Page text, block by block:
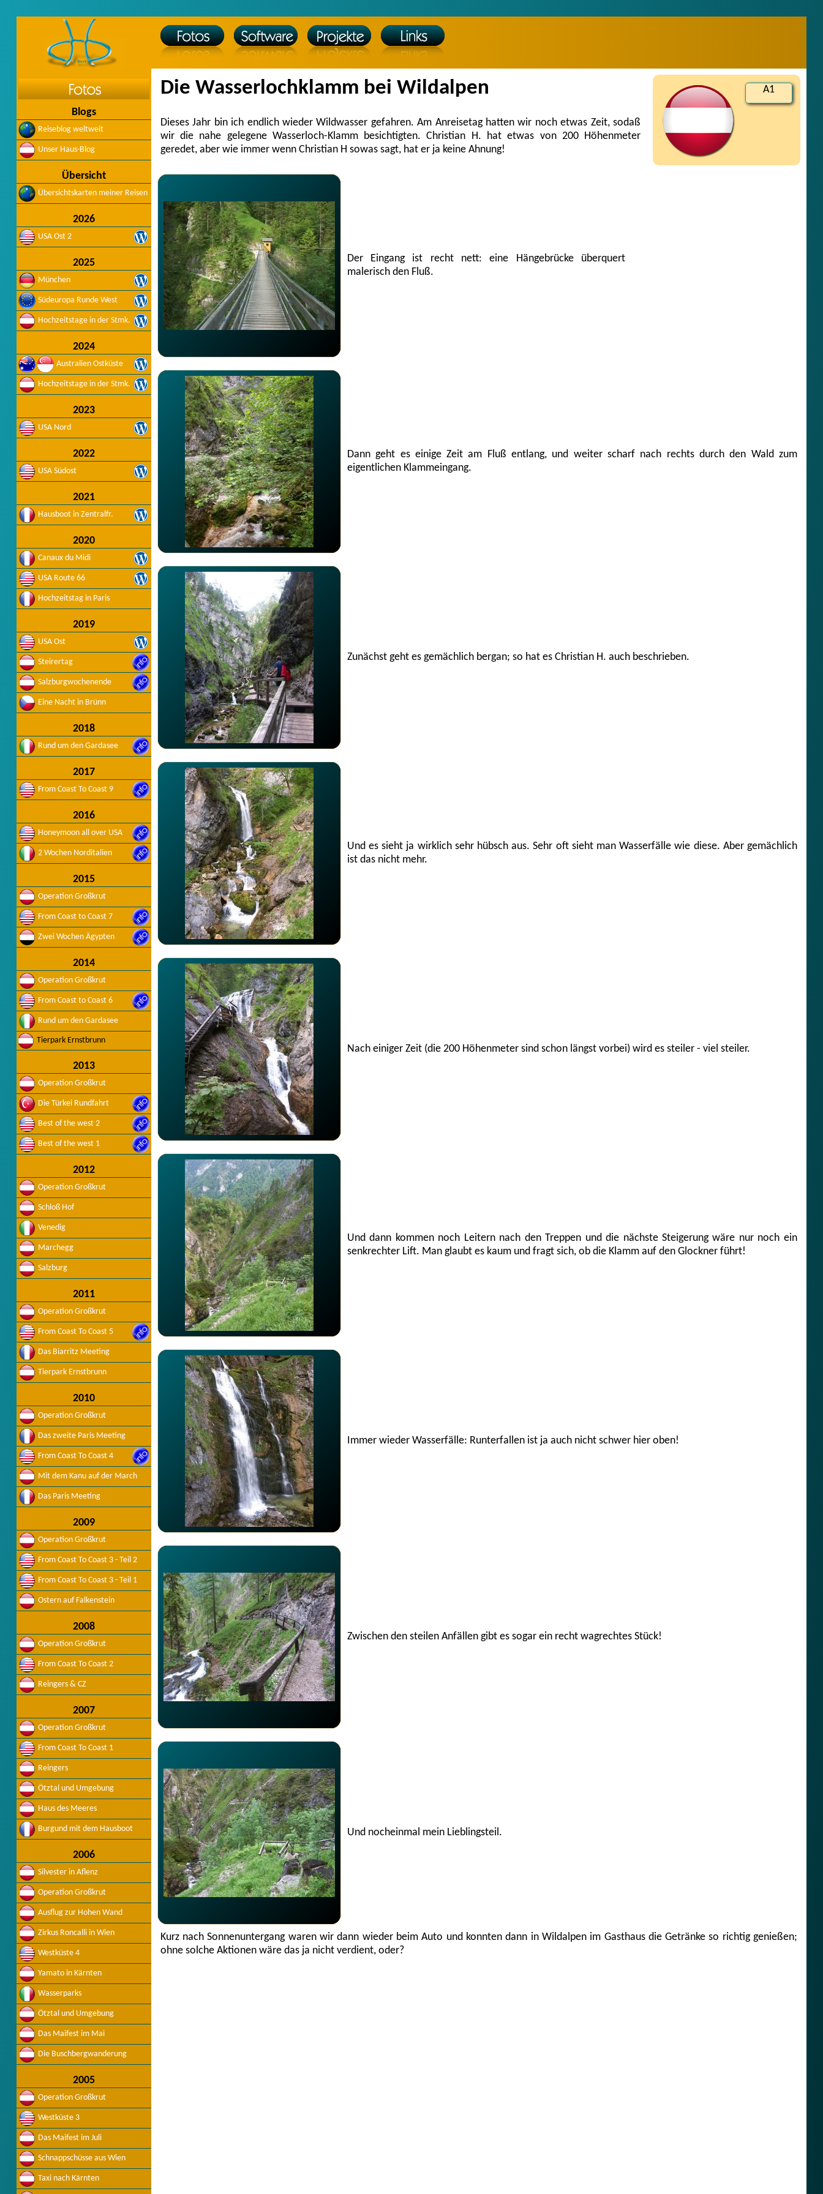
Blogs
Reiseblog weltweit
Unser Haus-Blog
Übersicht
Übersichtskarten meiner Reisen
2026
USA Ost 2
2025
München
Südeuropa Runde West
Hochzeitstage in der Stmk.
2024
Australien Ostküste
Hochzeitstage in der Stmk.
2023
USA Nord
2022
USA Südost
2021
Hausboot in Zentralfr.
2020
Canaux du Midi
USA Route 66
Hochzeitstag in Paris
2019
USA Ost
Steirertag
Salzburgwochenende
Eine Nacht in Brünn
2018
Rund um den Gardasee
2017
From Coast To Coast 9
2016
Honeymoon all over USA
2 Wochen Norditalien
2015
Operation Großkrut
From Coast to Coast 7
Zwei Wochen Ägypten
2014
Operation Großkrut
From Coast to Coast 6
Rund um den Gardasee
Tierpark Ernstbrunn
2013
Operation Großkrut
Die Türkei Rundfahrt
Best of the west 2
Best of the west 1
2012
Operation Großkrut
Schloß Hof
Venedig
Marchegg
Salzburg
2011
Operation Großkrut
From Coast To Coast 5
Das Biarritz Meeting
Tierpark Ernstbrunn
2010
Operation Großkrut
Das zweite Paris Meeting
From Coast To Coast 4
Mit dem Kanu auf der March
Das Paris Meeting
2009
Operation Großkrut
From Coast To Coast 3 - Teil 2
From Coast To Coast 3 - Teil 1
Ostern auf Falkenstein
2008
Operation Großkrut
From Coast To Coast 2
Reingers & CZ
2007
Operation Großkrut
From Coast To Coast 1
Reingers
Ötztal und Umgebung
Haus des Meeres
Burgund mit dem Hausboot
2006
Silvester in Aflenz
Operation Großkrut
Ausflug zur Hohen Wand
Zirkus Roncalli in Wien
Westküste 4
Yamato in Kärnten
Wasserparks
Ötztal und Umgebung
Das Maifest im Mai
Die Buschbergwanderung
2005
Operation Großkrut
Westküste 3
Das Maifest im Juli
Schnappschüsse aus Wien
Taxi nach Kärnten
A1
Die Wasserlochklamm bei Wildalpen
Dieses Jahr bin ich endlich wieder Wildwasser gefahren. Am Anreisetag hatten wir noch etwas Zeit, sodaß
wir die nahe gelegene Wasserloch-Klamm besichtigten. Christian H. hat etwas von 200 Höhenmeter
geredet, aber wie immer wenn Christian H sowas sagt, hat er ja keine Ahnung!
Der Eingang ist recht nett: eine Hängebrücke überquert
malerisch den Fluß.
Dann geht es einige Zeit am Fluß entlang, und weiter scharf nach rechts durch den Wald zum
eigentlichen Klammeingang.
Zunächst geht es gemächlich bergan; so hat es Christian H. auch beschrieben.
Und es sieht ja wirklich sehr hübsch aus. Sehr oft sieht man Wasserfälle wie diese. Aber gemächlich
ist das nicht mehr.
Nach einiger Zeit (die 200 Höhenmeter sind schon längst vorbei) wird es steiler - viel steiler.
Und dann kommen noch Leitern nach den Treppen und die nächste Steigerung wäre nur noch ein
senkrechter Lift. Man glaubt es kaum und fragt sich, ob die Klamm auf den Glockner führt!
Immer wieder Wasserfälle: Runterfallen ist ja auch nicht schwer hier oben!
Zwischen den steilen Anfällen gibt es sogar ein recht wagrechtes Stück!
Und nocheinmal mein Lieblingsteil.
Kurz nach Sonnenuntergang waren wir dann wieder beim Auto und konnten dann in Wildalpen im Gasthaus die Getränke so richtig genießen;
ohne solche Aktionen wäre das ja nicht verdient, oder?